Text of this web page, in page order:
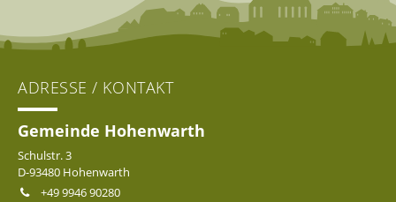
ADRESSE / KONTAKT
Gemeinde Hohenwarth
Schulstr. 3
D-93480 Hohenwarth
+49 9946 90280